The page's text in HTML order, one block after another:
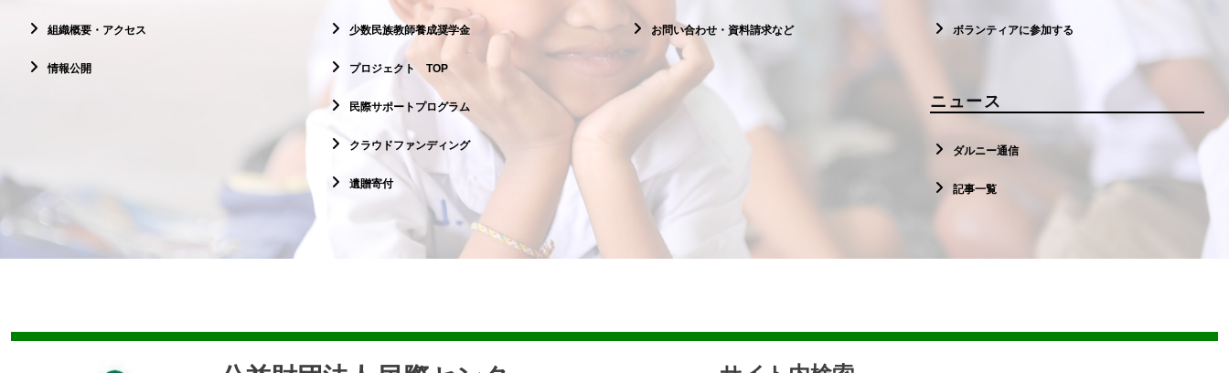
組織概要・アクセス
情報公開
少数民族教師養成奨学金
プロジェクト TOP
民際サポートプログラム
クラウドファンディング
遺贈寄付
お問い合わせ・資料請求など ボランティアに参加する
ニュース
ダルニー通信
記事一覧